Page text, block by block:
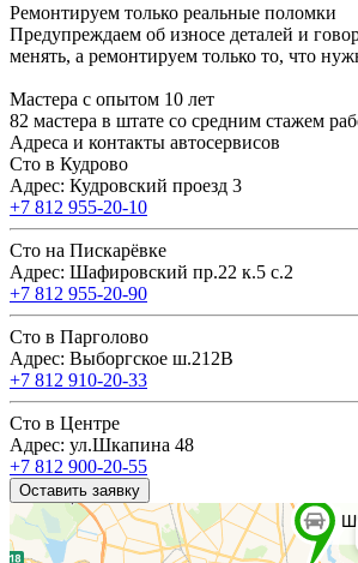
Ремонтируем только реальные поломки
Предупреждаем об износе деталей и
менять, а ремонтируем только то, что
Мастера с опытом 10 лет
82 мастера в штате со средним стажем
Адреса и контакты автосервисов
Сто в Кудрово
Адрес: Кудровский проезд 3
+7 812 955-20-10
Сто на Пискарёвке
Адрес: Шафировский пр.22 к.5 с.2
+7 812 955-20-90
Сто в Парголово
Адрес: Выборгское ш.212В
+7 812 910-20-33
Сто в Центре
Адрес: ул.Шкапина 48
+7 812 900-20-55
Оставить заявку